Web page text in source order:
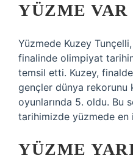
YÜZME VAR
Yüzmede Kuzey
finalinde olimpiyat
temsil etti. Kuzey,
gençler dünya rekorunu
oyunlarında 5. oldu. Bu
tarihimizde yüzmede en
YÜZME